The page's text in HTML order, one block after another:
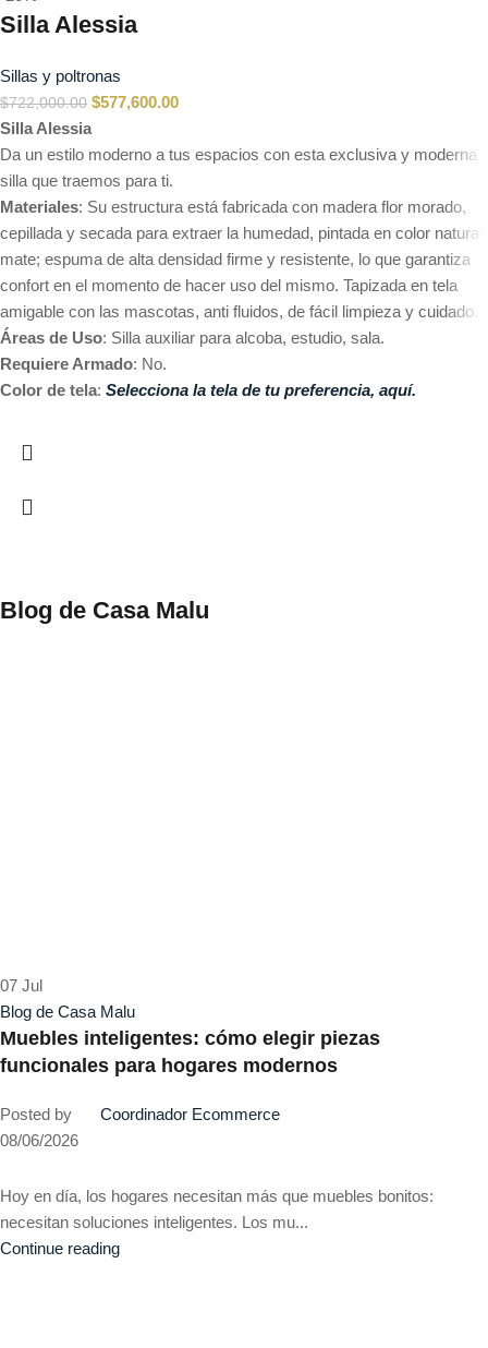
Silla Alessia
Sillas y poltronas
$722,000.00 $577,600.00
Silla Alessia
Da un estilo moderno a tus espacios con esta exclusiva y moderna
silla que traemos para ti.
Materiales: Su estructura está fabricada con madera flor morado,
cepillada y secada para extraer la humedad, pintada en color natural
mate; espuma de alta densidad firme y resistente, lo que garantiza
confort en el momento de hacer uso del mismo. Tapizada en tela
amigable con las mascotas, anti fluidos, de fácil limpieza y cuidado.
Áreas de Uso: Silla auxiliar para alcoba, estudio, sala.
Requiere Armado: No.
Color de tela: Selecciona la tela de tu preferencia, aquí.
Blog de Casa Malu
07 Jul
Blog de Casa Malu
Muebles inteligentes: cómo elegir piezas
funcionales para hogares modernos
Posted by
Coordinador Ecommerce
08/06/2026
Hoy en día, los hogares necesitan más que muebles bonitos:
necesitan soluciones inteligentes. Los mu...
Continue reading